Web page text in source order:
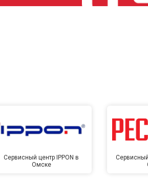
Сервисный центр IPPON в
Омске